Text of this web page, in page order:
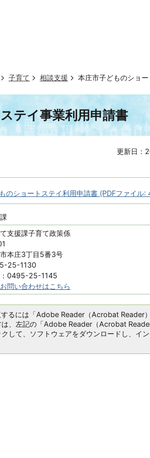
子育て 相談支援 本庄市子どものショ
テイ事業利用申請書
更新日：
のショートステイ利用申請書 (PDFファイル:
支援課子育て政策係
本庄3丁目5番3号
25-1130
：0495-25-1145
問い合わせはこちら
するには「Adobe Reader（Acrobat Reader
は、左記の「Adobe Reader（Acrobat
して、ソフトウェアをダウンロードし、イ